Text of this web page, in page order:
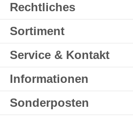
Rechtliches
Sortiment
Service & Kontakt
Informationen
Sonderposten